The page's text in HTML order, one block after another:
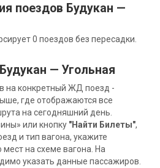
поездов Будукан —
0 поездов без пересадки.
— Угольная
на конкретный ЖД поезд -
где отображаются все
на сегодняшний день.
или кнопку "Найти Билеты",
и тип вагона, укажите
на схеме вагона. На
указать данные пассажиров.